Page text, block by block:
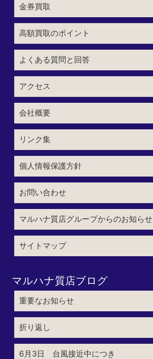
金券買取
高額買取のポイント
よくある質問と回答
アクセス
会社概要
リンク集
個人情報保護方針
お問い合わせ
マルハナ質店グループからのお知らせ
サイトマップ
マルハナ質店ブログ
重要なお知らせ
折り返し
6月3日 台風接近中につき